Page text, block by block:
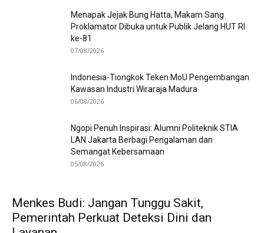
Menapak Jejak Bung Hatta, Makam Sang
Proklamator Dibuka untuk Publik Jelang HUT RI
ke-81
07/08/2026
Indonesia-Tiongkok Teken MoU Pengembangan
Kawasan Industri Wiraraja Madura
06/08/2026
Ngopi Penuh Inspirasi: Alumni Politeknik STIA
LAN Jakarta Berbagi Pengalaman dan
Semangat Kebersamaan
05/08/2026
Menkes Budi: Jangan Tunggu Sakit,
Pemerintah Perkuat Deteksi Dini dan